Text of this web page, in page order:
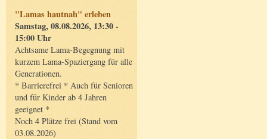
"Lamas hautnah" erleben
Samstag, 08.08.2026, 13:30 -
15:00 Uhr
Achtsame Lama-Begegnung mit
kurzem Lama-Spaziergang für alle
Generationen.
* Barrierefrei * Auch für Senioren
und für Kinder ab 4 Jahren
geeignet *
Noch 4 Plätze frei (Stand vom
03.08.2026)